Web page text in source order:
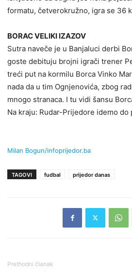
formatu, četverokružno, igra se 36
BORAC VELIKI IZAZOV
Sutra naveče je u Banjaluci derbi
goste debituju brojni igrači trener
treći put na kormilu Borca Vinko
nada da u tim Ognjenovića, zbog
mnogo stranaca. I tu vidi šansu
Na kraju: Rudar-Prijedore idemo do
Milan Bogun/infoprijedor.ba
TAGOVI fudbal prijedor danas
Prethodni članak